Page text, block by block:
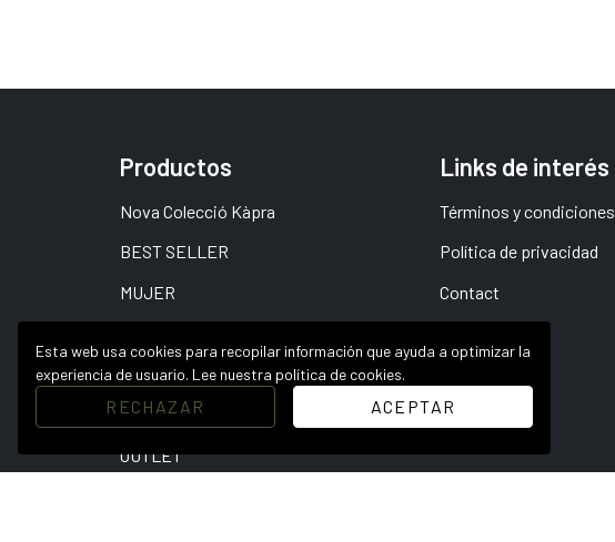
Esta web usa cookies para recopilar información que ayuda a optimizar la
experiencia de usuario. Lee nuestra política de cookies.
RECHAZAR ACEPTAR
Productos
Nova Colecció Kàpra
BEST SELLER
MUJER
👉 🏔️ Vale Regalo
ACCESORIOS
OUTLET
Links de interés
Términos y condiciones
Política de privacidad
Contact